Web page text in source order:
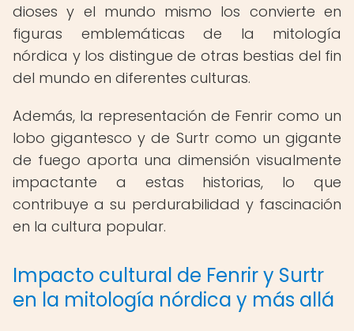
dioses y el mundo mismo los convierte en
figuras emblemáticas de la mitología
nórdica y los distingue de otras bestias del fin
del mundo en diferentes culturas.
Además, la representación de Fenrir como un
lobo gigantesco y de Surtr como un gigante
de fuego aporta una dimensión visualmente
impactante a estas historias, lo que
contribuye a su perdurabilidad y fascinación
en la cultura popular.
Impacto cultural de Fenrir y Surtr
en la mitología nórdica y más allá